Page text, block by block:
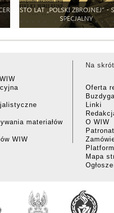
STO LAT „POLSKI ZBROJNEJ” -
SPECJALNY
materiałów
WIW
Na
Oferta
Linki
O WIW
Mapa